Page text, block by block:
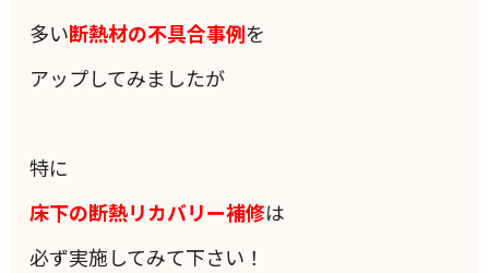
多い断熱材の不具合事例を
アップしてみましたが
特に
床下の断熱リカバリー補修は
必ず実施してみて下さい！